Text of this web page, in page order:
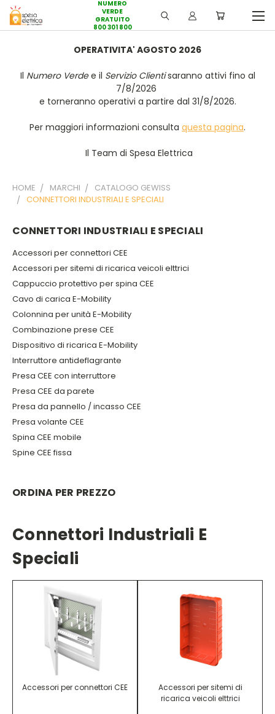
NUMERO
VERDE
GRATUITO
800 301 800
OPERATIVITA' AGOSTO 2026
Il Numero Verdee il Servizio Clientisaranno attivi fino al
7/8/2026
e torneranno operativi a partire dal 31/8/2026.
Per maggiori informazioni consulta questa pagina.
Il Team di Spesa Elettrica
HOME MARCHI
CATALOGO GEWISS
CONNETTORI INDUSTRIALI E SPECIALI
CONNETTORI INDUSTRIALI E SPECIALI
Accessori per connettori CEE
Accessori per sitemi di ricarica veicoli elttrici
Cappuccio protettivo per spina CEE
Cavo di carica E-Mobility
Colonnina per unità E-Mobility
Combinazione prese CEE
Dispositivo di ricarica E-Mobility
Interruttore antideflagrante
Presa CEE con interruttore
Presa CEE da parete
Presa da pannello / incasso CEE
Presa volante CEE
Spina CEE mobile
Spine CEE fissa
ORDINA PER PREZZO
Connettori Industriali E
Speciali
Accessori per connettori CEE
Accessori per sitemi di
ricarica veicoli elttrici